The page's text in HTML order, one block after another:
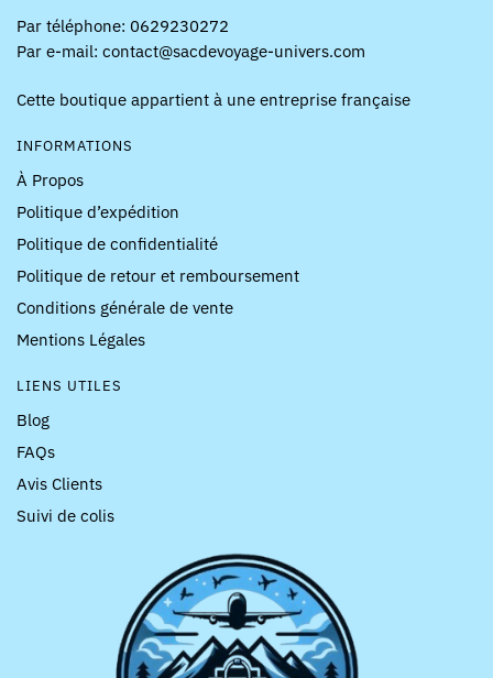
Par téléphone: 0629230272
Par e-mail: contact@sacdevoyage-univers.com
Cette boutique appartient à une entreprise française
INFORMATIONS
À Propos
Politique d’expédition
Politique de confidentialité
Politique de retour et remboursement
Conditions générale de vente
Mentions Légales
LIENS UTILES
Blog
FAQs
Avis Clients
Suivi de colis